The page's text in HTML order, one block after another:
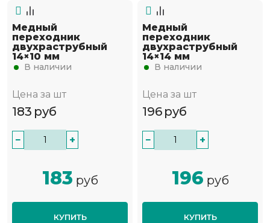
Медный
переходник
двухраструбный
14×10 мм
В наличии
Цена за шт
183 руб
− +
183 руб
КУПИТЬ
Медный
переходник
двухраструбный
14×14 мм
В наличии
Цена за шт
196 руб
− +
196 руб
КУПИТЬ